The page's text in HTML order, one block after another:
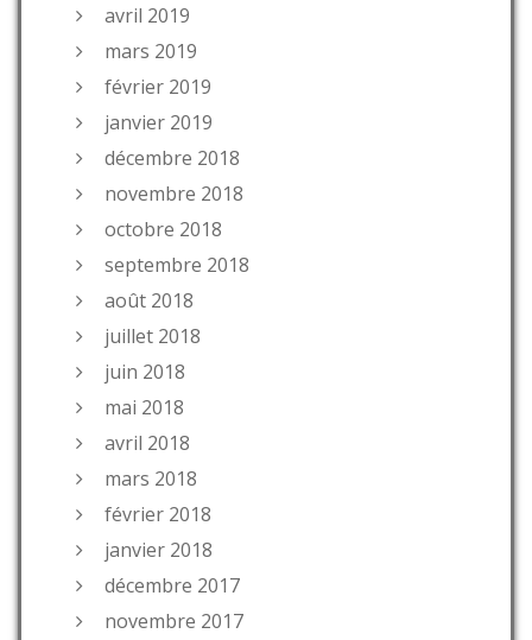
avril 2019
mars 2019
février 2019
janvier 2019
décembre 2018
novembre 2018
octobre 2018
septembre 2018
août 2018
juillet 2018
juin 2018
mai 2018
avril 2018
mars 2018
février 2018
janvier 2018
décembre 2017
novembre 2017